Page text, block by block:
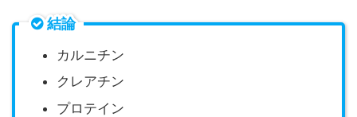
結論
カルニチン
クレアチン
プロテイン